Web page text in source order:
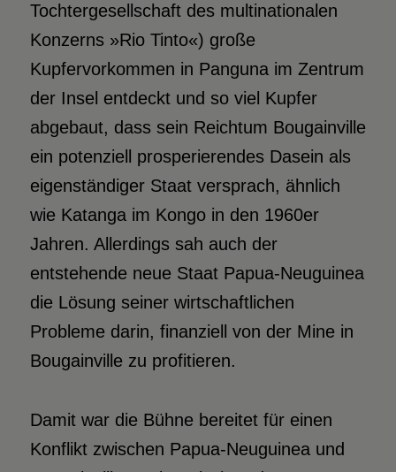
Tochtergesellschaft des multinationalen
Konzerns »Rio Tinto«) große
Kupfervorkommen in Panguna im Zentrum
der Insel entdeckt und so viel Kupfer
abgebaut, dass sein Reichtum Bougainville
ein potenziell prosperierendes Dasein als
eigenständiger Staat versprach, ähnlich
wie Katanga im Kongo in den 1960er
Jahren. Allerdings sah auch der
entstehende neue Staat Papua-Neuguinea
die Lösung seiner wirtschaftlichen
Probleme darin, finanziell von der Mine in
Bougainville zu profitieren.
Damit war die Bühne bereitet für einen
Konflikt zwischen Papua-Neuguinea und